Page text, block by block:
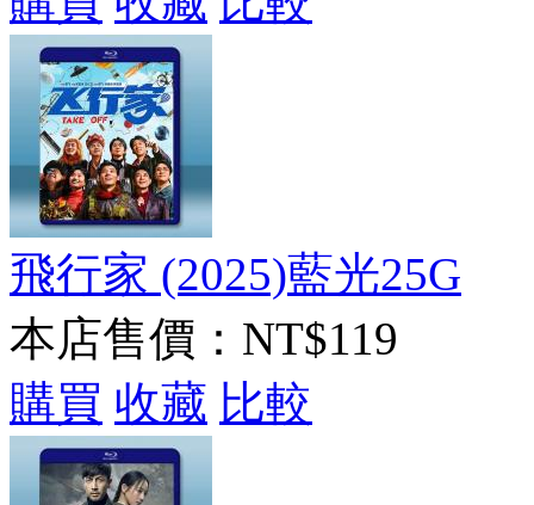
飛行家 (2025)藍光25G
本店售價： NT$119
購買 收藏 比較